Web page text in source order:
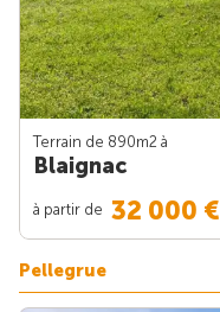
Terrain de 890m2 à
Blaignac
à partir de 32 000 €
Pellegrue